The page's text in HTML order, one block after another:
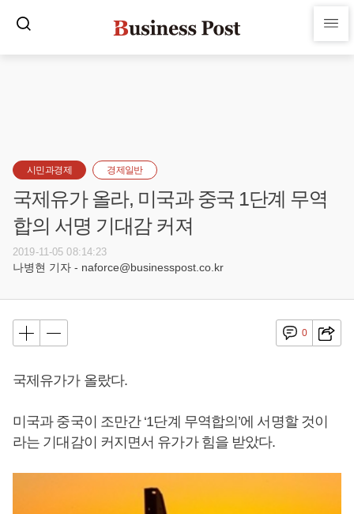
시민과경제 경제일반
국제유가 올라, 미국과 중국 1단계 무역
합의 서명 기대감 커져
2019-11-05 08:14:23
나병현 기자 - naforce@businesspost.co.kr
0
국제유가가 올랐다.
미국과 중국이 조만간 ‘1단계 무역합의’에 서명할 것이
라는 기대감이 커지면서 유가가 힘을 받았다.